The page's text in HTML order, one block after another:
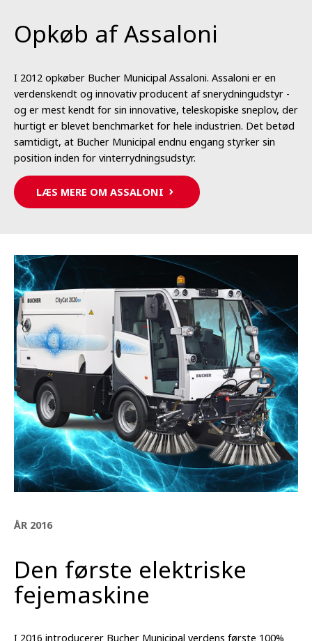
Opkøb af Assaloni
I 2012 opkøber Bucher Municipal Assaloni. Assaloni er en
verdenskendt og innovativ producent af snerydningudstyr -
og er mest kendt for sin innovative, teleskopiske sneplov, der
hurtigt er blevet benchmarket for hele industrien. Det betød
samtidigt, at Bucher Municipal endnu engang styrker sin
position inden for vinterrydningsudstyr.
LÆS MERE OM ASSALONI
ÅR 2016
Den første elektriske
fejemaskine
I 2016 introducerer Bucher Municipal verdens første 100%